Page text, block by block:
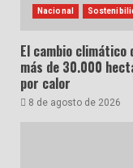
Nacional
El cambio climático
más de 30.000
por calor
8 de agosto de 2026